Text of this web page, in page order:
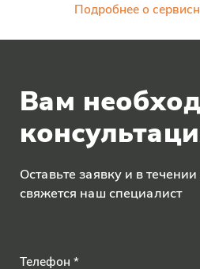
Подробнее о
Вам
Оставьте заявку и в
свяжется наш специалист
Телефон *